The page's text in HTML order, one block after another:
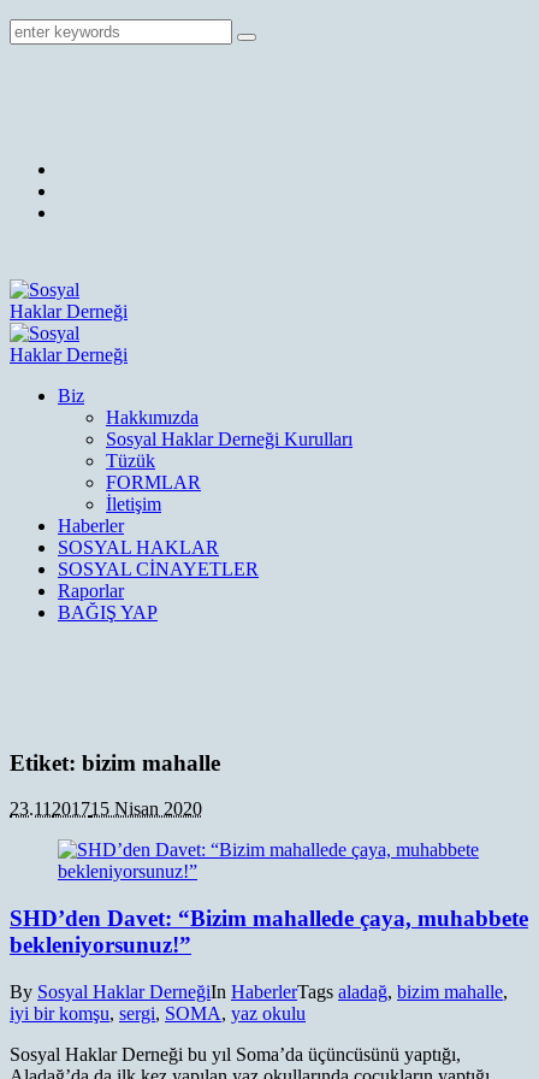
Biz
Hakkımızda
Sosyal Haklar Derneği Kurulları
Tüzük
FORMLAR
İletişim
Haberler
SOSYAL HAKLAR
SOSYAL CİNAYETLER
Raporlar
BAĞIŞ YAP
Etiket: bizim mahalle
23.11201715 Nisan 2020
SHD’den Davet: “Bizim mahallede çaya, muhabbete
bekleniyorsunuz!”
By Sosyal Haklar DerneğiIn HaberlerTags aladağ, bizim mahalle,
iyi bir komşu, sergi, SOMA, yaz okulu
Sosyal Haklar Derneği bu yıl Soma’da üçüncüsünü yaptığı,